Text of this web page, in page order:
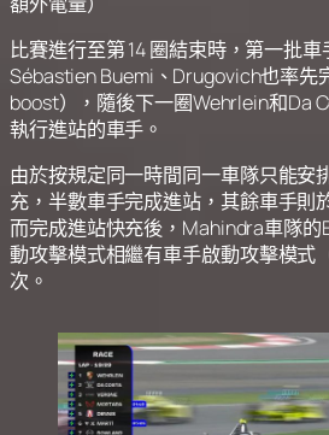
比賽進行至第 14 圈結束時，第一批車
Sébastien Buemi、Drugovich也率先
boost），隨後下一圈Wehrlein和Da
執行進站的車手。
由於按規定同一時間同一車隊只能安
充，半數車手完成進站，其餘車手則
而完成進站快充後，Mahindra車隊
動攻擊模式相繼有車手啟動攻擊模式
次。